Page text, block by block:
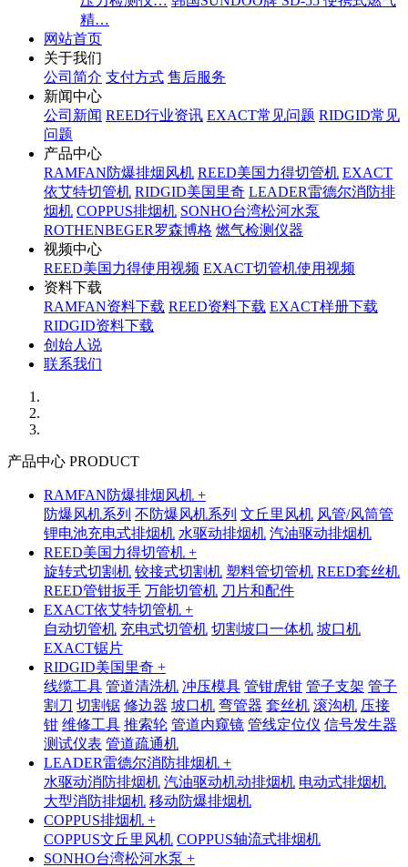
精…
网站首页
关于我们
公司简介 支付方式 售后服务
新闻中心
公司新闻 REED行业资讯 EXACT常见问题 RIDGID常见
问题
产品中心
RAMFAN防爆排烟风机 REED美国力得切管机 EXACT
依艾特切管机 RIDGID美国里奇 LEADER雷德尔消防排
烟机 COPPUS排烟机 SONHO台湾松河水泵
ROTHENBEGER罗森博格 燃气检测仪器
视频中心
REED美国力得使用视频 EXACT切管机使用视频
资料下载
RAMFAN资料下载 REED资料下载 EXACT样册下载
RIDGID资料下载
创始人说
联系我们
产品中心 PRODUCT
RAMFAN防爆排烟风机 +
防爆风机系列 不防爆风机系列 文丘里风机 风管/风筒管
锂电池充电式排烟机 水驱动排烟机 汽油驱动排烟机
REED美国力得切管机 +
旋转式切割机 铰接式切割机 塑料管切管机 REED套丝机
REED管钳扳手 万能切管机 刀片和配件
EXACT依艾特切管机 +
自动切管机 充电式切管机 切割坡口一体机 坡口机
EXACT锯片
RIDGID美国里奇 +
线缆工具 管道清洗机 冲压模具 管钳虎钳 管子支架 管子
割刀 切割锯 修边器 坡口机 弯管器 套丝机 滚沟机 压接
钳 维修工具 推索轮 管道内窥镜 管线定位仪 信号发生器
测试仪表 管道疏通机
LEADER雷德尔消防排烟机 +
水驱动消防排烟机 汽油驱动机动排烟机 电动式排烟机
大型消防排烟机 移动防爆排烟机
COPPUS排烟机 +
COPPUS文丘里风机 COPPUS轴流式排烟机
SONHO台湾松河水泵 +